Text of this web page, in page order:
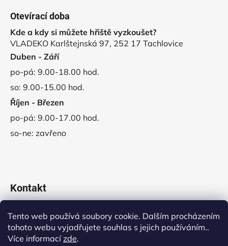
Tento web používá soubory cookie. Dalším procházením
tohoto webu vyjadřujete souhlas s jejich používáním..
Více informacízde.
Otevírací doba
Kde a kdy si můžete hřiště vyzkoušet?
VLADEKO Karlštejnská 97, 252 17 Tachlovice
Duben - Září
po-pá: 9.00-18.00 hod.
so: 9.00-15.00 hod.
Říjen - Březen
po-pá: 9.00-17.00 hod.
so-ne: zavřeno
Kontakt
obchod@vladeko.cz
+420 311 678 445